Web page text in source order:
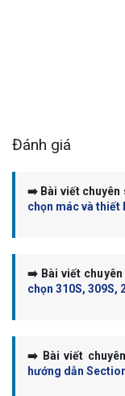
Đánh giá
➡️ Bài viết chuyên
chọn mác và thiết
➡️ Bài viết chuyên
chọn 310S, 309S,
➡️ Bài viết
hướng dẫn Section